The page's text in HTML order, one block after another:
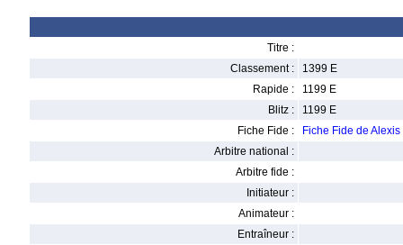
Titre :
Classement :
1399 E
Rapide :
1199 E
Blitz :
1199 E
Fiche Fide :
Fiche Fide de
Arbitre national :
Arbitre fide :
Initiateur :
Animateur :
Entraîneur :